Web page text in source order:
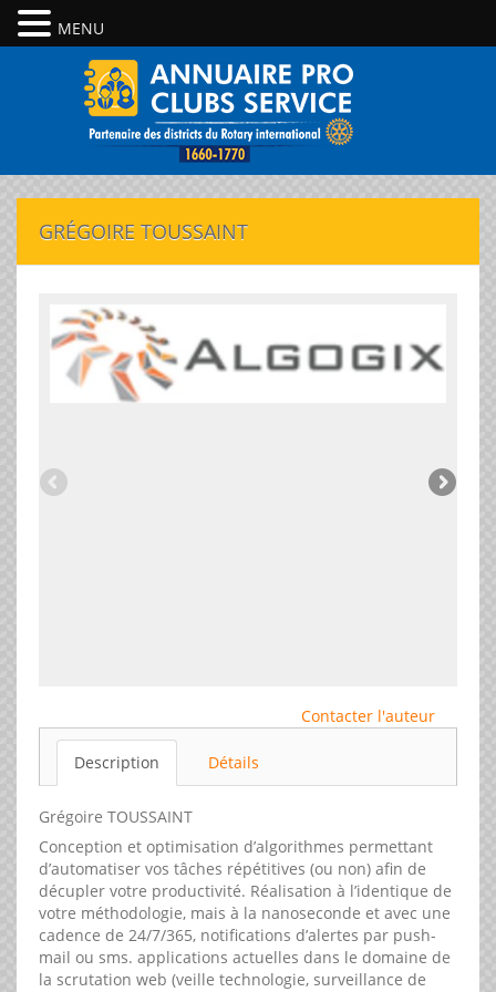
GRÉGOIRE TOUSSAINT
Contacter l'auteur
Description Détails
Grégoire TOUSSAINT
Conception et optimisation d’algorithmes permettant
d’automatiser vos tâches répétitives (ou non) afin de
décupler votre productivité. Réalisation à l’identique de
votre méthodologie, mais à la nanoseconde et avec une
cadence de 24/7/365, notifications d’alertes par push-
mail ou sms. applications actuelles dans le domaine de
la scrutation web (veille technologie, surveillance de
MENU